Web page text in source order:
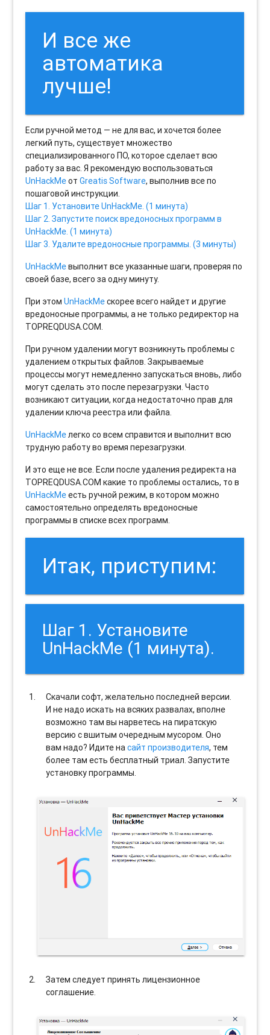
И все же
автоматика
лучше!
Если ручной метод — не для вас, и хочется более
легкий путь, существует множество
специализированного ПО, которое сделает всю
работу за вас. Я рекомендую воспользоваться
UnHackMeотGreatis Software, выполнив все по
пошаговой инструкции.
Шаг 1. Установите UnHackMe. (1 минута)
Шаг 2. Запустите поиск вредоносных программ в
UnHackMe. (1 минута)
Шаг 3. Удалите вредоносные программы. (3 минуты)
UnHackMeвыполнит все указанные шаги, проверяя по
своей базе, всего за одну минуту.
При этомUnHackMeскорее всего найдет и другие
вредоносные программы, а не только редиректор на
TOPREQDUSA.COM.
При ручном удалении могут возникнуть проблемы с
удалением открытых файлов. Закрываемые
процессы могут немедленно запускаться вновь, либо
могут сделать это после перезагрузки. Часто
возникают ситуации, когда недостаточно прав для
удалении ключа реестра или файла.
UnHackMeлегко со всем справится и выполнит всю
трудную работу во время перезагрузки.
И это еще не все. Если после удаления редиректа на
TOPREQDUSA.COM какие то проблемы остались, то в
UnHackMeесть ручной режим, в котором можно
самостоятельно определять вредоносные
программы в списке всех программ.
Итак, приступим:
Шаг 1. Установите
UnHackMe (1 минута).
Скачали софт, желательно последней версии.
И не надо искать на всяких развалах, вполне
возможно там вы нарветесь на пиратскую
версию с вшитым очередным мусором. Оно
вам надо? Идите насайт производителя, тем
более там есть бесплатный триал. Запустите
установку программы.
Затем следует принять лицензионное
соглашение.